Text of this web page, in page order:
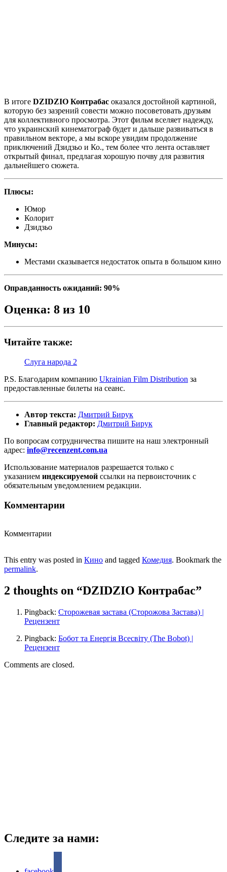
В итоге DZIDZIO Контрабас оказался достойной картиной,
которую без зазрений совести можно посоветовать друзьям
для коллективного просмотра. Этот фильм вселяет надежду,
что украинский кинематограф будет и дальше развиваться в
правильном векторе, а мы вскоре увидим продолжение
приключений Дзидзьо и Ко., тем более что лента оставляет
открытый финал, предлагая хорошую почву для развития
дальнейшего сюжета.
Плюсы:
Юмор
Колорит
Дзидзьо
Минусы:
Местами сказывается недостаток опыта в большом кино
Оправданность ожиданий: 90%
Оценка: 8 из 10
Читайте также:
Слуга народа 2
P.S. Благодарим компанию Ukrainian Film Distribution за
предоставленные билеты на сеанс.
Автор текста: Дмитрий Бирук
Главный редактор: Дмитрий Бирук
По вопросам сотрудничества пишите на наш электронный
адрес: info@recenzent.com.ua
Использование материалов разрешается только с
указанием индексируемой ссылки на первоисточник с
обязательным уведомлением редакции.
Комментарии
Комментарии
This entry was posted in Кино and tagged Комедия. Bookmark the
permalink.
2 thoughts on “DZIDZIO Контрабас”
Pingback: Сторожевая застава (Сторожова Застава) |
Рецензент
Pingback: Бобот та Енергія Всесвіту (The Bobot) |
Рецензент
Comments are closed.
Следите за нами: